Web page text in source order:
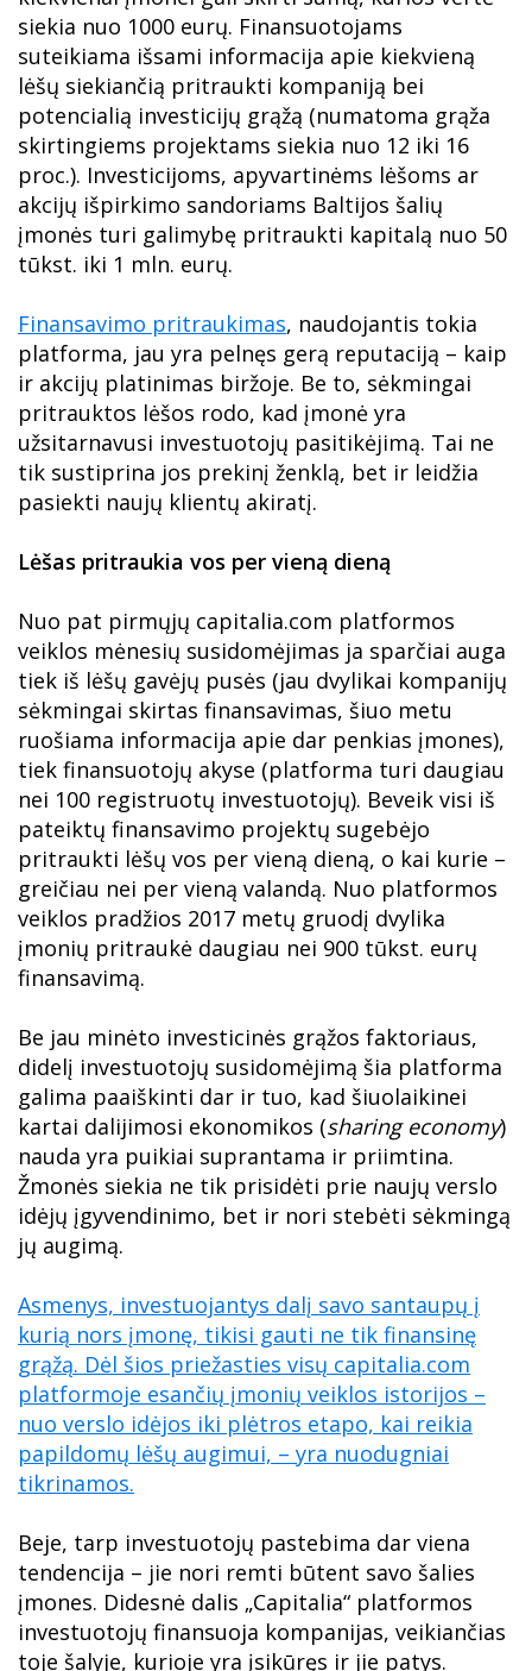
siekia nuo 1000 eurų. Finansuotojams
suteikiama išsami informacija apie kiekvieną
lėšų siekiančią pritraukti kompaniją bei
potencialią investicijų grąžą (numatoma grąža
skirtingiems projektams siekia nuo 12 iki 16
proc.). Investicijoms, apyvartinėms lėšoms ar
akcijų išpirkimo sandoriams Baltijos šalių
įmonės turi galimybę pritraukti kapitalą nuo 50
tūkst. iki 1 mln. eurų.
Finansavimo pritraukimas, naudojantis tokia
platforma, jau yra pelnęs gerą reputaciją – kaip
ir akcijų platinimas biržoje. Be to, sėkmingai
pritrauktos lėšos rodo, kad įmonė yra
užsitarnavusi investuotojų pasitikėjimą. Tai ne
tik sustiprina jos prekinį ženklą, bet ir leidžia
pasiekti naujų klientų akiratį.
Lėšas pritraukia vos per vieną dieną
Nuo pat pirmųjų capitalia.com platformos
veiklos mėnesių susidomėjimas ja sparčiai auga
tiek iš lėšų gavėjų pusės (jau dvylikai kompanijų
sėkmingai skirtas finansavimas, šiuo metu
ruošiama informacija apie dar penkias įmones),
tiek finansuotojų akyse (platforma turi daugiau
nei 100 registruotų investuotojų). Beveik visi iš
pateiktų finansavimo projektų sugebėjo
pritraukti lėšų vos per vieną dieną, o kai kurie –
greičiau nei per vieną valandą. Nuo platformos
veiklos pradžios 2017 metų gruodį dvylika
įmonių pritraukė daugiau nei 900 tūkst. eurų
finansavimą.
Be jau minėto investicinės grąžos faktoriaus,
didelį investuotojų susidomėjimą šia platforma
galima paaiškinti dar ir tuo, kad šiuolaikinei
kartai dalijimosi ekonomikos (sharing economy)
nauda yra puikiai suprantama ir priimtina.
Žmonės siekia ne tik prisidėti prie naujų verslo
idėjų įgyvendinimo, bet ir nori stebėti sėkmingą
jų augimą.
Asmenys, investuojantys dalį savo santaupų į
kurią nors įmonę, tikisi gauti ne tik finansinę
grąžą. Dėl šios priežasties visų capitalia.com
platformoje esančių įmonių veiklos istorijos –
nuo verslo idėjos iki plėtros etapo, kai reikia
papildomų lėšų augimui, – yra nuodugniai
tikrinamos.
Beje, tarp investuotojų pastebima dar viena
tendencija – jie nori remti būtent savo šalies
įmones. Didesnė dalis „Capitalia“ platformos
investuotojų finansuoja kompanijas, veikiančias
toje šalyje, kurioje yra įsikūręs ir jie patys.